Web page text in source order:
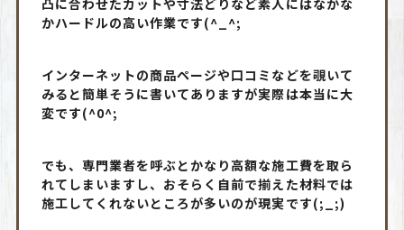
かハードルの高い作業です(^_^;
インターネットの商品ページや口コミなどを覗いて
みると簡単そうに書いてありますが実際は本当に大
変です(^0^;
でも、専門業者を呼ぶとかなり高額な施工費を取ら
れてしまいますし、おそらく自前で揃えた材料では
施工してくれないところが多いのが現実です(;_;)